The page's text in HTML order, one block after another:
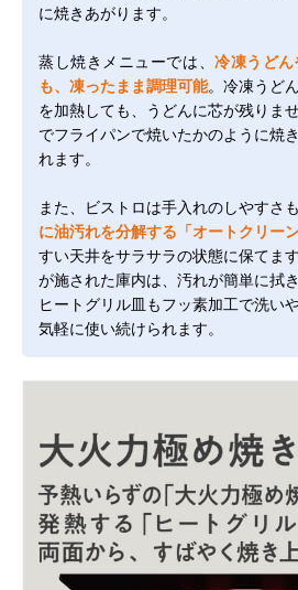
に焼きあがります。
蒸し焼きメニューでは、冷凍うど
も、凍ったまま調理可能。冷凍うど
を加熱しても、うどんに芯が残りま
でフライパンで焼いたかのように焼
れます。
また、ビストロは手入れのしやすさ
に油汚れを分解する「オートクリーン
すい天井をサラサラの状態に保てま
が施された庫内は、汚れが簡単に拭
ヒートグリル皿もフッ素加工で洗い
気軽に使い続けられます。